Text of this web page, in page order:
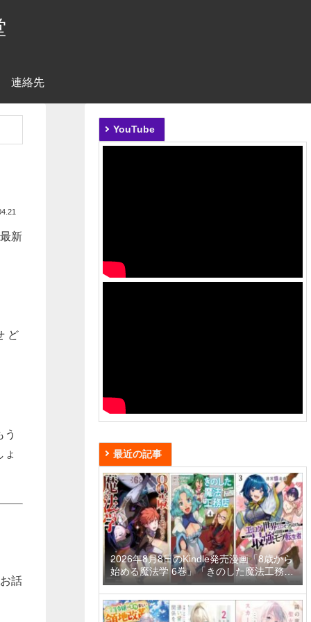
連絡先
新
ど
う
ょ
話
YouTube
最近の記事
2026年8月8日のKindle発売漫画「8歳から
始める魔法学 6巻」「きのした魔法工務店
異世界工法で最強の家づくりを 4巻」「迷
宮狂走曲 3 ～エロゲ世界なのにエロそっ
ちのけでひたすら最強を目指すモブ転生者